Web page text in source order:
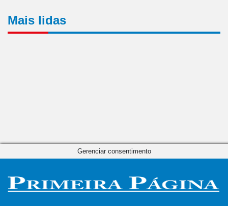
Mais lidas
Gerenciar consentimento